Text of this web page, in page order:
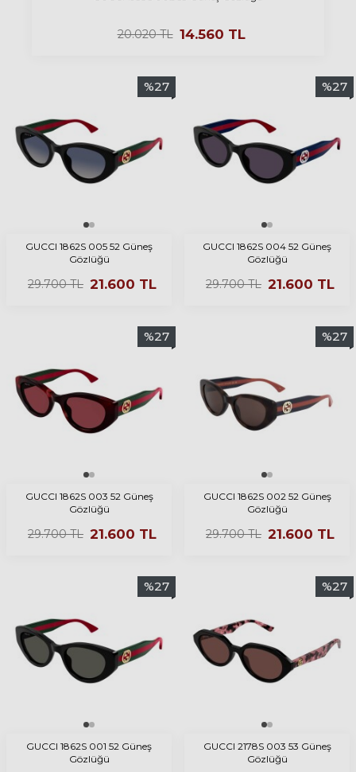
20.020TL 14.560 TL
%27
GUCCI 1862S 005 52 Güneş
Gözlüğü
29.700TL 21.600 TL
%27
GUCCI 1862S 004 52 Güneş
Gözlüğü
29.700TL 21.600 TL
%27
GUCCI 1862S 003 52 Güneş
Gözlüğü
29.700TL 21.600 TL
%27
GUCCI 1862S 002 52 Güneş
Gözlüğü
29.700TL 21.600 TL
%27
GUCCI 1862S 001 52 Güneş
Gözlüğü
%27
GUCCI 2178S 003 53 Güneş
Gözlüğü